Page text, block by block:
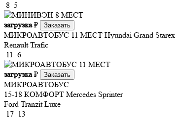
8 5
загрузка₽ Заказать
МИКРОАВТОБУС 11 МЕСТ Hyundai Grand Starex
Renault Trafic
11 6
загрузка₽ Заказать
МИКРОАВТОБУС
15-18 КОМФОРТ Mercedes Sprinter
Ford Tranzit Luxe
17 13